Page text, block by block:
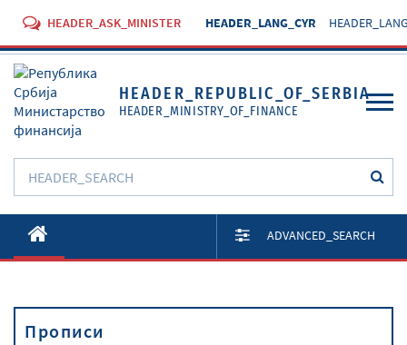
HEADER_ASK_MINISTER HEADER_LANG_CYR
HEADER_REPUBLIC_OF_SERBIA
HEADER_MINISTRY_OF_FINANCE
O Министарству
Активности
Прописи
ADVANCED_SEARCH
Прописи